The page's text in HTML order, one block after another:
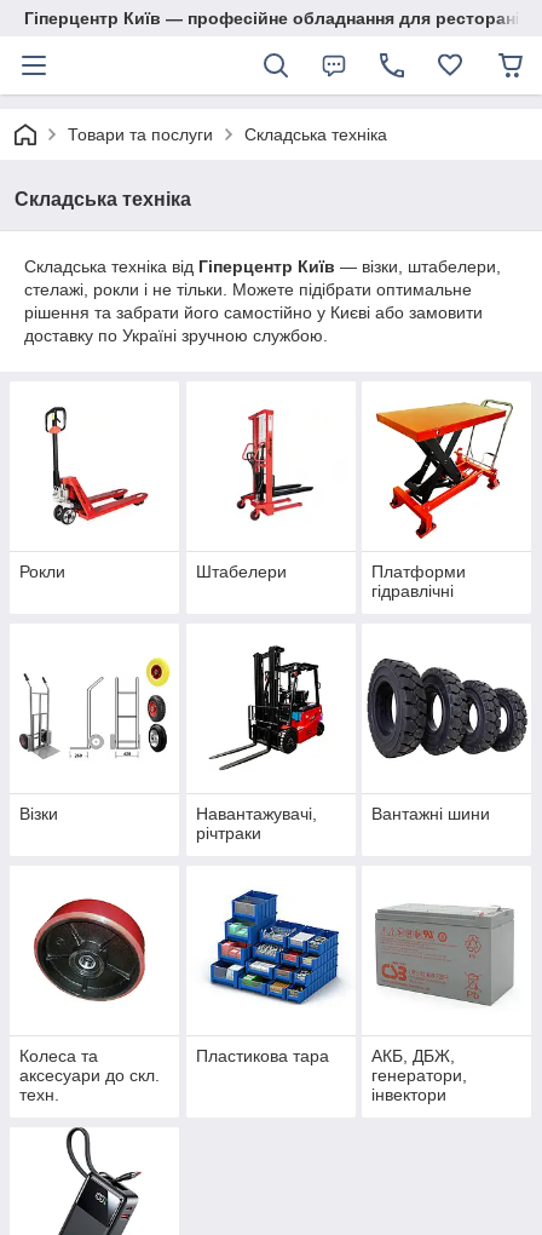
Гіперцентр Київ — професійне обладнання для ресторанів,
Товари та послуги Складська техніка
Складська техніка
Складська техніка від Гіперцентр Київ — візки, штабелери,
стелажі, рокли і не тільки. Можете підібрати оптимальне
рішення та забрати його самостійно у Києві або замовити
доставку по Україні зручною службою.
Рокли Штабелери
Платформи
гідравлічні
Візки
Навантажувачі,
річтраки
Вантажні шини
Колеса та
аксесуари до скл.
техн.
Пластикова тара
АКБ, ДБЖ,
генератори,
інвектори